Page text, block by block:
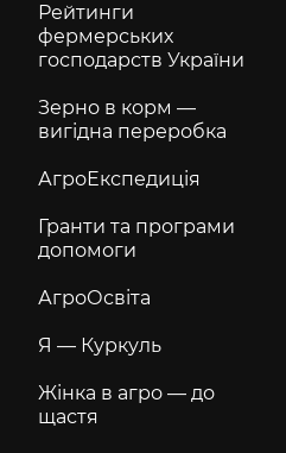
Рейтинги
фермерських
господарств України
Зерно в корм —
вигідна переробка
АгроЕкспедиція
Гранти та програми
допомоги
АгроОсвіта
Я — Куркуль
Жінка в агро — до
щастя